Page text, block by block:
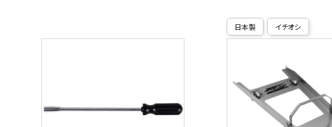
日本製 イチオシ